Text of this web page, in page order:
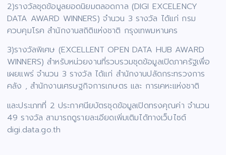
2)รางวัลชุดข้อมูลยอดนิยมตลอดกาล (DIGI EXCELENCY
DATA AWARD WINNERS) จำนวน 3 รางวัล ได้แก่ กรม
ควบคุมโรค สำนักงานสถิติแห่งชาติ กรุงเทพมหานคร
3)รางวัลพิเศษ (EXCELLENT OPEN DATA HUB AWARD
WINNERS) สำหรับหน่วยงานที่รวบรวมชุดข้อมูลเปิดภาครัฐเพื่อ
เผยแพร่ จำนวน 3 รางวัล ได้แก่ สำนักงานปลัดกระทรวงการ
คลัง , สำนักงานเศรษฐกิจการเกษตร และ การเคหะแห่งชาติ
และประเภทที่ 2 ประกาศนียบัตรชุดข้อมูลเปิดทรงคุณค่า จำนวน
49 รางวัล สามารถดูรายละเอียดเพิ่มเติมได้ทางเว็บไซต์
digi.data.go.th